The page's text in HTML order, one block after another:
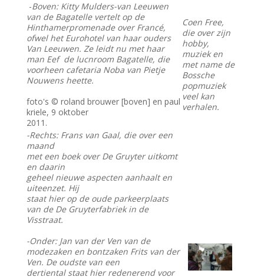
-Boven: Kitty Mulders-van Leeuwen
van de Bagatelle vertelt op de
Hinthamerpromenade over Francé,
ofwel het Eurohotel van haar ouders
Van Leeuwen. Ze leidt nu met haar
man Eef de lucnroom Bagatelle, die
voorheen cafetaria Noba van Pietje
Nouwens heette.
foto's © roland brouwer [boven] en paul
kriele, 9 oktober
2011.
Coen Free,
die over zijn
hobby,
muziek en
met name de
Bossche
popmuziek
veel kan
verhalen.
-Rechts: Frans van Gaal, die over een
maand
met een boek over De Gruyter uitkomt
en daarin
geheel nieuwe aspecten aanhaalt en
uiteenzet. Hij
staat hier op de oude parkeerplaats
van de De Gruyterfabriek in de
Visstraat.
-Onder: Jan van der Ven van de
modezaken en bontzaken Frits van der
Ven. De oudste van een
dertiental staat hier redenerend voor